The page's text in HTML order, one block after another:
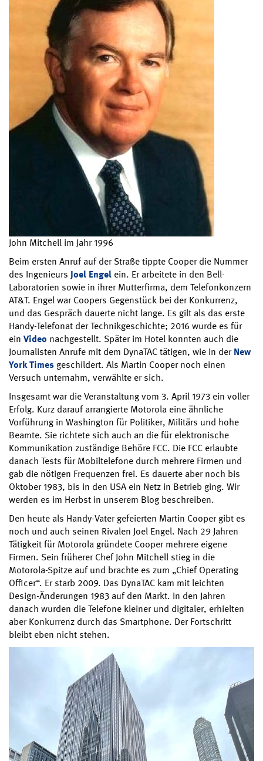
John Mitchell im Jahr 1996
Beim ersten Anruf auf der Straße tippte Cooper die Nummer
des Ingenieurs Joel Engel ein. Er arbeitete in den Bell-
Laboratorien sowie in ihrer Mutterfirma, dem Telefonkonzern
AT&T. Engel war Coopers Gegenstück bei der Konkurrenz,
und das Gespräch dauerte nicht lange. Es gilt als das erste
Handy-Telefonat der Technikgeschichte; 2016 wurde es für
ein Video nachgestellt. Später im Hotel konnten auch die
Journalisten Anrufe mit dem DynaTAC tätigen, wie in derNew
York Times geschildert. Als Martin Cooper noch einen
Versuch unternahm, verwählte er sich.
Insgesamt war die Veranstaltung vom 3. April 1973 ein voller
Erfolg. Kurz darauf arrangierte Motorola eine ähnliche
Vorführung in Washington für Politiker, Militärs und hohe
Beamte. Sie richtete sich auch an die für elektronische
Kommunikation zuständige Behöre FCC. Die FCC erlaubte
danach Tests für Mobiltelefone durch mehrere Firmen und
gab die nötigen Frequenzen frei. Es dauerte aber noch bis
Oktober 1983, bis in den USA ein Netz in Betrieb ging. Wir
werden es im Herbst in unserem Blog beschreiben.
Den heute als Handy-Vater gefeierten Martin Cooper gibt es
noch und auch seinen Rivalen Joel Engel. Nach 29 Jahren
Tätigkeit für Motorola gründete Cooper mehrere eigene
Firmen. Sein früherer Chef John Mitchell stieg in die
Motorola-Spitze auf und brachte es zum „Chief Operating
Officer“. Er starb 2009. Das DynaTAC kam mit leichten
Design-Änderungen 1983 auf den Markt. In den Jahren
danach wurden die Telefone kleiner und digitaler, erhielten
aber Konkurrenz durch das Smartphone. Der Fortschritt
bleibt eben nicht stehen.